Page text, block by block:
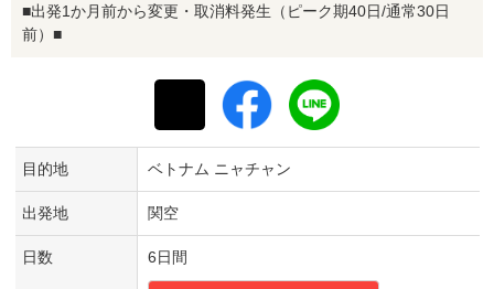
■出発1か月前から変更・取消料発生（ピーク期40日/通常30日
前）■
目的地 ベトナム ニャチャン
出発地 関空
日数 6日間